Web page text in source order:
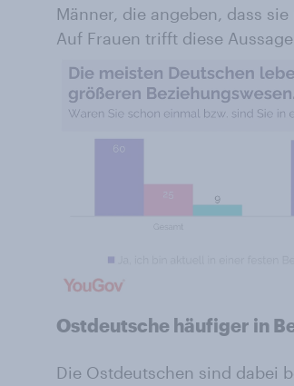
Männer, die angeben, dass
Auf Frauen trifft diese
Ostdeutsche häufiger in
Die Ostdeutschen sind dabei